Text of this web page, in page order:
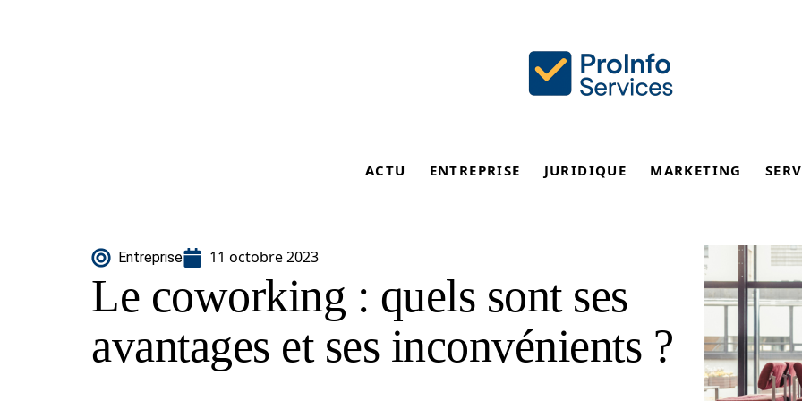
ACTU ENTREPRISE JURIDIQUE MARKETING
Entreprise 11 octobre 2023
Le coworking : quels sont ses
avantages et ses inconvénients ?